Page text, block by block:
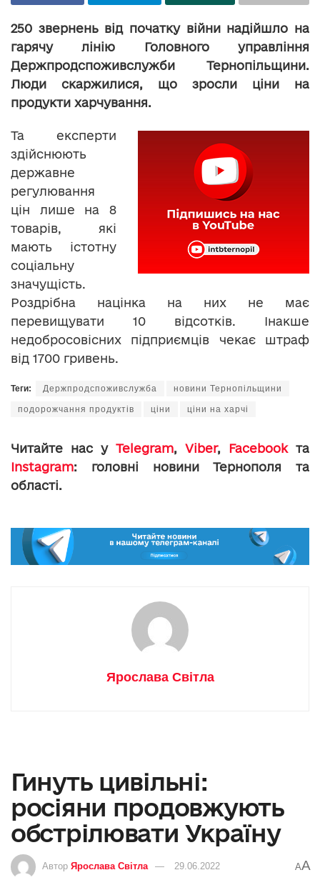
250 звернень від початку війни надійшло на
гарячу лінію Головного управління
Держпродспоживслужби Тернопільщини.
Люди скаржилися, що зросли ціни на
продукти харчування.
Та експерти
здійснюють
державне
регулювання
цін лише на 8
товарів, які
мають істотну
соціальну
значущість.
Роздрібна націнка на них не має
перевищувати 10 відсотків. Інакше
недобросовісних підприємців чекає штраф
від 1700 гривень.
Теги: Держпродспоживслужба новини Тернопільщини
подорожчання продуктів ціни ціни на харчі
Читайте нас у Telegram, Viber, Facebookта
Instagram: головні новини Тернополя та
області.
Ярослава Світла
Гинуть цивільні:
росіяни продовжують
обстрілювати Україну
Автор Ярослава Світла 29.06.2022 AA